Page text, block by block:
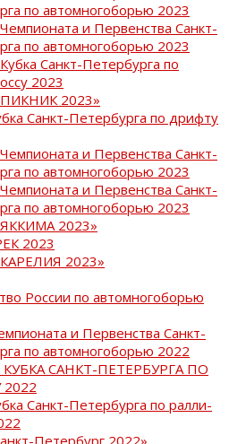
по автомногоборью 2023
и Первенства Санкт-
по автомногоборью 2023
Санкт-Петербурга по
2023
2023»
Санкт-Петербурга по дрифту
и Первенства Санкт-
по автомногоборью 2023
и Первенства Санкт-
по автомногоборью 2023
2023»
2023
2023»
России по автомногоборью
и Первенства Санкт-
по автомногоборью 2022
КУБКА САНКТ-ПЕТЕРБУРГА ПО
Санкт-Петербурга по ралли-
Петербург 2022»